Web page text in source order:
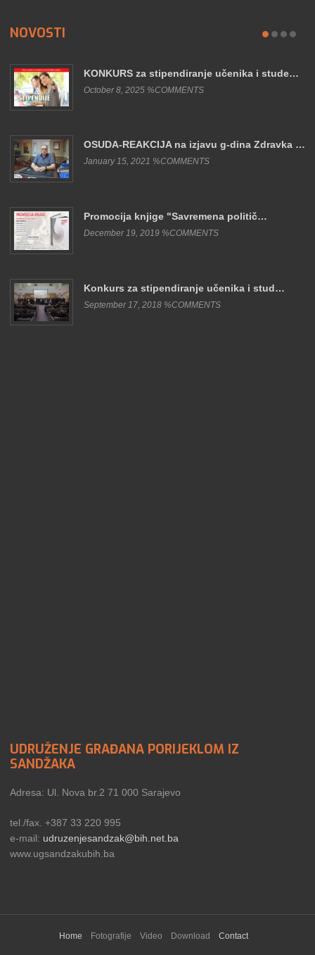
NOVOSTI
KONKURS za stipendiranje učenika i stude…
October 8, 2025 %COMMENTS
OSUDA-REAKCIJA na izjavu g-dina Zdravka …
January 15, 2021 %COMMENTS
Promocija knjige "Savremena politič…
December 19, 2019 %COMMENTS
Konkurs za stipendiranje učenika i stud…
September 17, 2018 %COMMENTS
UDRUŽENJE GRAĐANA PORIJEKLOM IZ
SANDŽAKA
Adresa: Ul. Nova br.2 71 000 Sarajevo
tel./fax. +387 33 220 995
e-mail: udruzenjesandzak@bih.net.ba
www.ugsandzakubih.ba
Home Fotografije Video Download Contact